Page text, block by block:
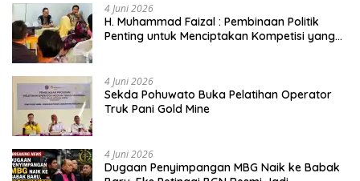
4 Juni 2026
H. Muhammad Faizal : Pembinaan Politik
Penting untuk Menciptakan Kompetisi yang
4 Juni 2026
Sekda Pohuwato Buka Pelatihan Operator
Truk Pani Gold Mine
4 Juni 2026
Dugaan Penyimpangan MBG Naik ke Babak